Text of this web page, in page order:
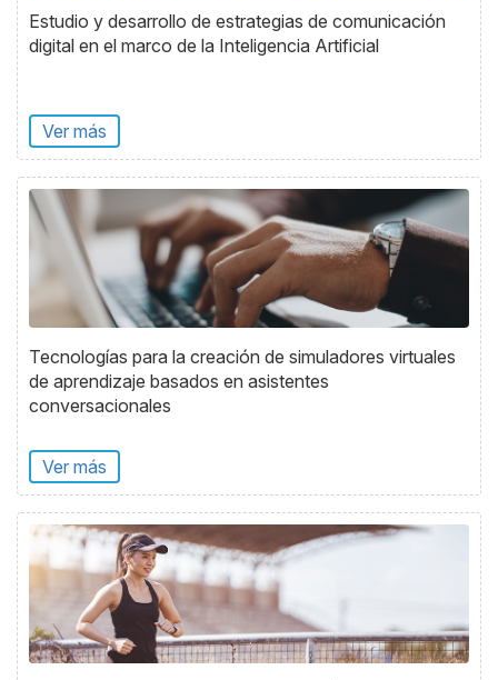
Estudio y desarrollo de estrategias de comunicación
digital en el marco de la Inteligencia Artificial
Ver más
Tecnologías para la creación de simuladores virtuales
de aprendizaje basados en asistentes
conversacionales
Ver más